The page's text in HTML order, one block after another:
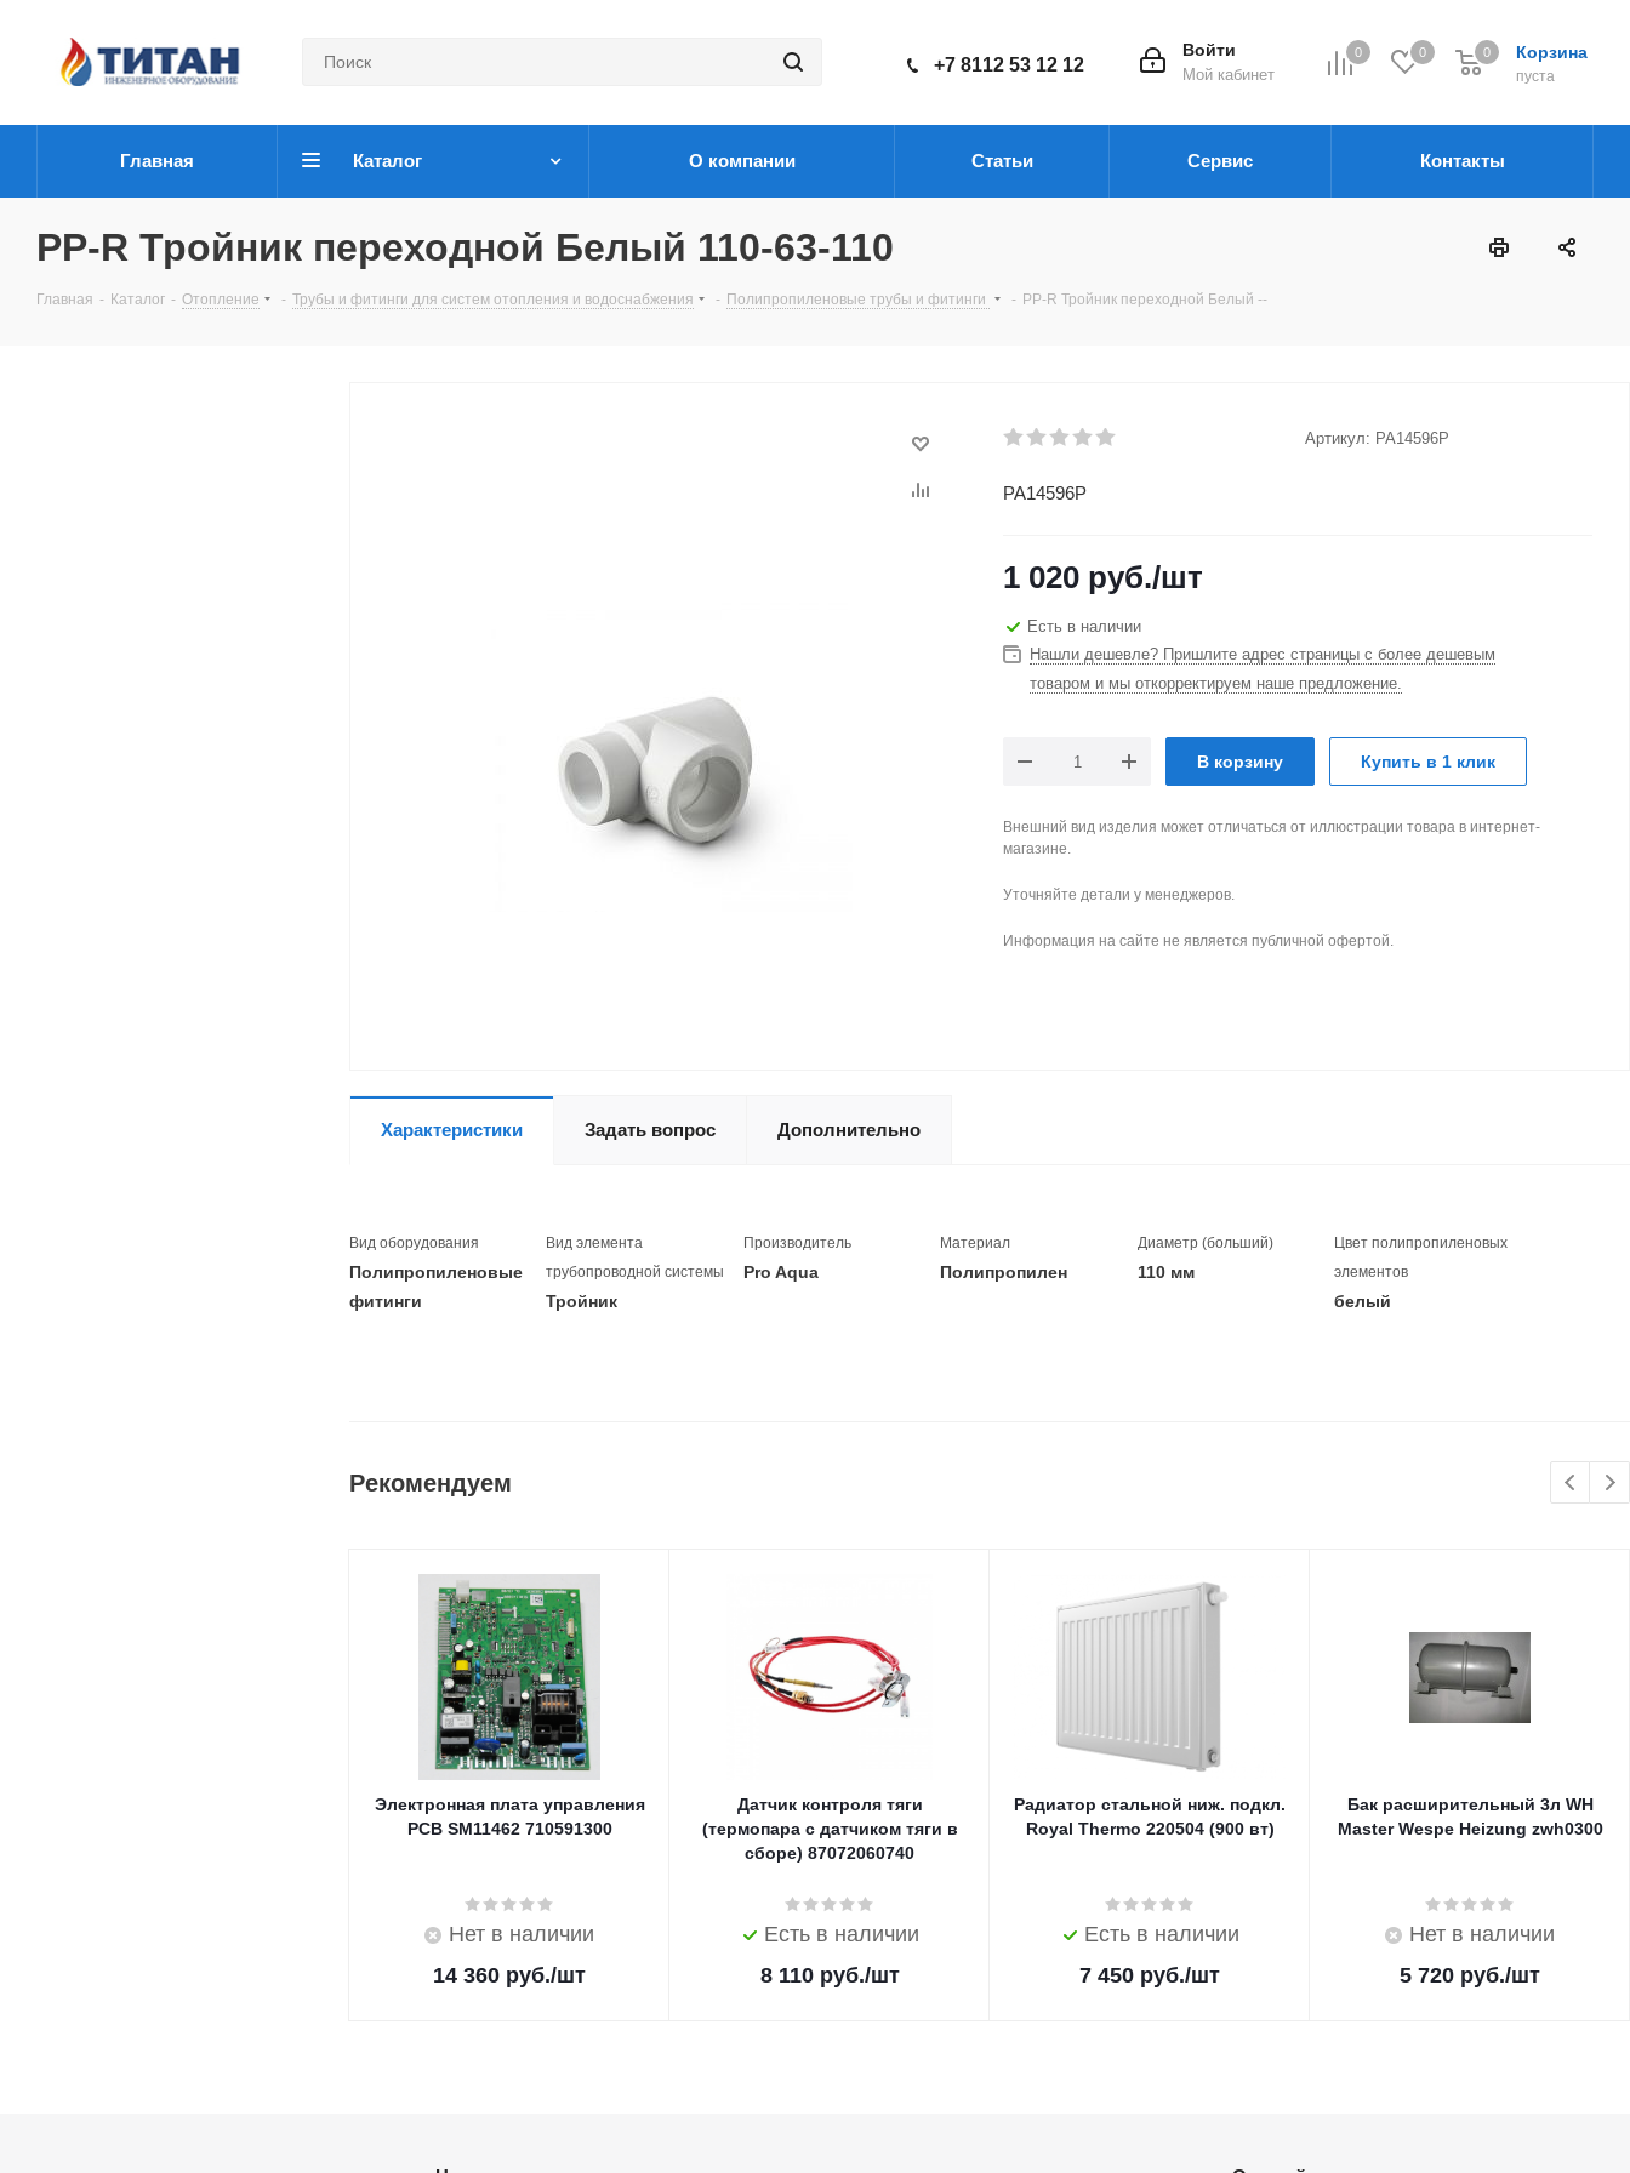
0 0 Корзина
пуста
0
Войти
Мой кабинет
+7 8112 53 12 12
Главная Каталог О компании Статьи Сервис Контакты
PP-R Тройник переходной Белый 110-63-110
Главная - Каталог - Отопление - Трубы и фитинги для систем отопления и водоснабжения - Полипропиленовые трубы и фитинги - PP-R Тройник переходной Белый --
Артикул: PA14596P
PA14596P
1 020 руб./шт
Есть в наличии
Нашли дешевле? Пришлите адрес страницы с более дешевым
товаром и мы откорректируем наше предложение.
В корзину Купить в 1 клик
Внешний вид изделия может отличаться от иллюстрации товара в интернет-
магазине.
Уточняйте детали у менеджеров.
Информация на сайте не является публичной офертой.
Характеристики Задать вопрос Дополнительно
Вид оборудования
Полипропиленовые
фитинги
Вид элемента
трубопроводной системы
Тройник
Производитель
Pro Aqua
Материал
Полипропилен
Диаметр (больший)
110 мм
Цвет полипропиленовых
элементов
белый
Рекомендуем
Электронная плата управления
PCB SM11462 710591300
Нет в наличии
14 360 руб./шт
Датчик контроля тяги
(термопара с датчиком тяги в
сборе) 87072060740
Есть в наличии
8 110руб./шт
Радиатор стальной ниж. подкл.
Royal Thermo 220504 (900 вт)
Есть в наличии
7 450 руб./шт
Бак расширительный 3л WH
Master Wespe Heizung zwh0300
Нет в наличии
5 720 руб./шт